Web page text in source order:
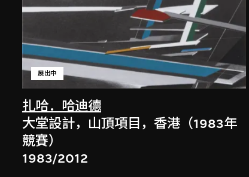
扎哈．哈迪德
展出中
大堂設計，山頂項目，香港（1983年
競賽）
1983/2012